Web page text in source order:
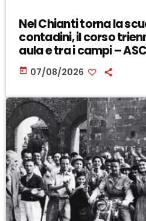
Nel Chianti torna la
contadini, il corso
aula e tra i campi –
today 07/08/2026